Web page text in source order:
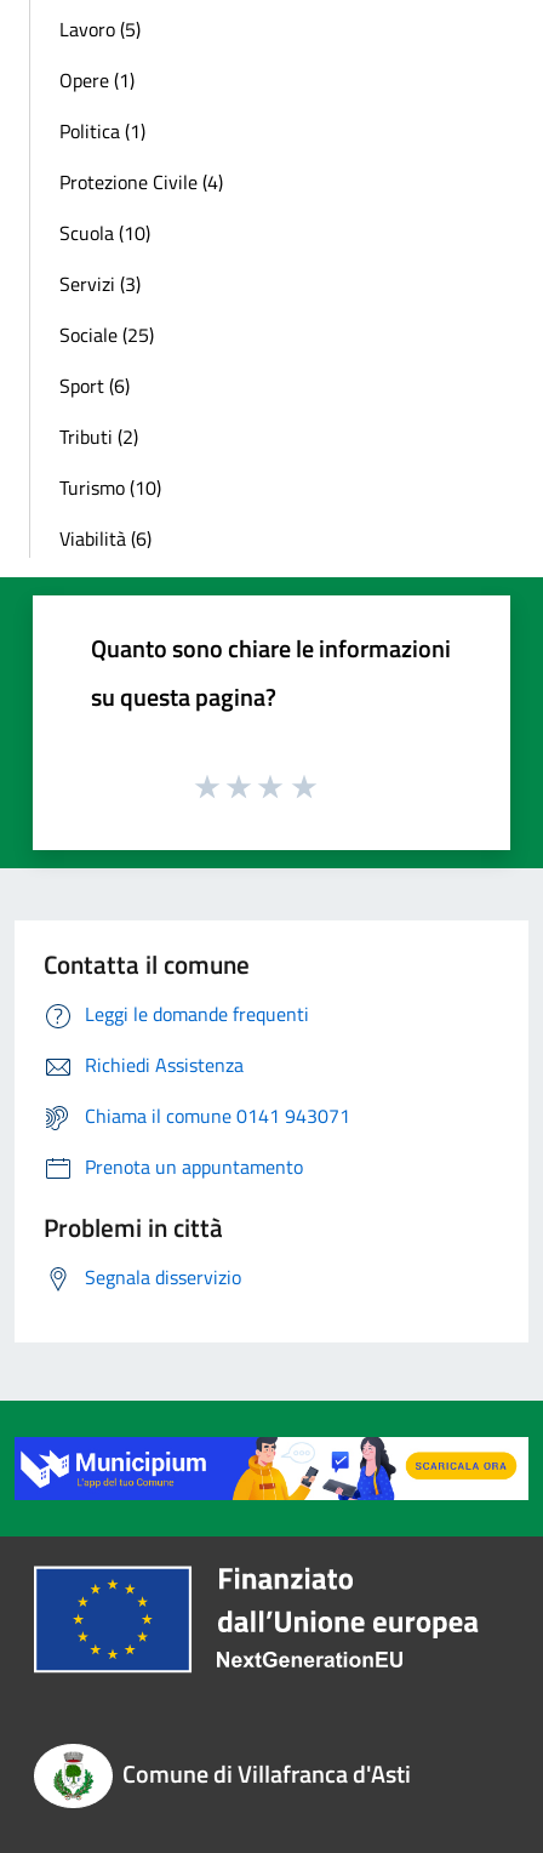
Lavoro (5)
Opere (1)
Politica (1)
Protezione Civile (4)
Scuola (10)
Servizi (3)
Sociale (25)
Sport (6)
Tributi (2)
Turismo (10)
Viabilità (6)
Quanto sono chiare le informazioni
su questa pagina?
Contatta il comune
Leggi le domande frequenti
Richiedi Assistenza
Chiama il comune 0141 943071
Prenota un appuntamento
Problemi in città
Segnala disservizio
Comune di Villafranca d'Asti